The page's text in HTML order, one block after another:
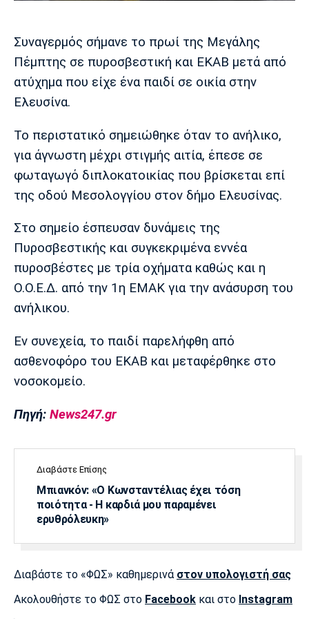
Πολιτισμός
Τραγούδια
Cine Spot
Running
Media
Παρασκήνιο
Πρόγραμμα TV
Κηφισιά Πανσερραϊκός
Μπαρτσελόνα
Ρεάλ
Μαδρίτης
Ατλέτικο
Μαδρίτης
Μάντσεστερ
Γιουνάιτεντ
Τσέλσι Άρσεναλ
Λίβερπουλ
Μπορούσια
Ντόρτμουντ
Ζερμέν
Αστέρας
Συναγερμός σήμανε το πρωί της Μεγάλης
Πέμπτης σε πυροσβεστική και ΕΚΑΒ μετά από
ατύχημα που είχε ένα παιδί σε οικία στην
Ελευσίνα.
Το περιστατικό σημειώθηκε όταν το ανήλικο,
για άγνωστη μέχρι στιγμής αιτία, έπεσε σε
φωταγωγό διπλοκατοικίας που βρίσκεται επί
της οδού Μεσολογγίου στον δήμο Ελευσίνας.
Στο σημείο έσπευσαν δυνάμεις της
Πυροσβεστικής και συγκεκριμένα εννέα
πυροσβέστες με τρία οχήματα καθώς και η
Ο.Ο.Ε.Δ. από την 1η ΕΜΑΚ για την ανάσυρση του
ανήλικου.
Εν συνεχεία, το παιδί παρελήφθη από
ασθενοφόρο του ΕΚΑΒ και μεταφέρθηκε στο
νοσοκομείο.
Πηγή: News247.gr
Διαβάστε Επίσης
Μπιανκόν: «Ο Κωνσταντέλιας έχει τόση
ποιότητα - Η καρδιά μου παραμένει
ερυθρόλευκη»
Διαβάστε το «ΦΩΣ» καθημερινά στον υπολογιστή σας
Ακολουθήστε το ΦΩΣ στο Facebook και στο Instagram